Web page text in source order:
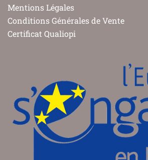
Mentions Légales
Conditions Générales de Vente
Certificat Qualiopi